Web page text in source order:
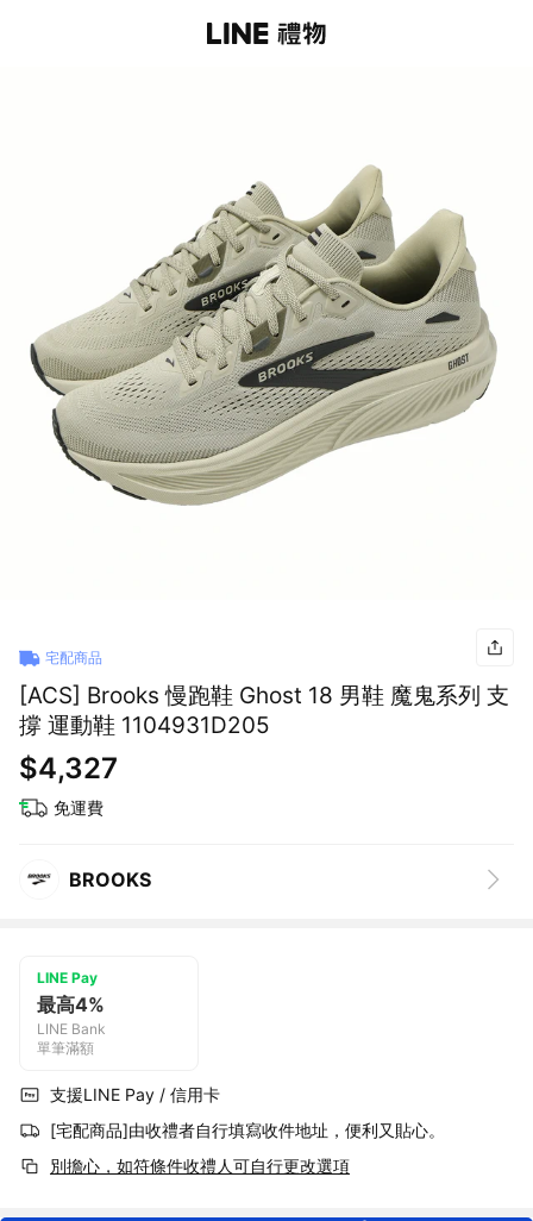
宅配商品
[ACS] Brooks 慢跑鞋 Ghost 18 男鞋 魔鬼系列 支
撐 運動鞋 1104931D205
$4,327
免運費
BROOKS
LINE Pay
最高4%
LINE Bank
單筆滿額
支援LINE Pay / 信用卡
[宅配商品]由收禮者自行填寫收件地址，便利又貼心。
別擔心，如符條件收禮人可自行更改選項